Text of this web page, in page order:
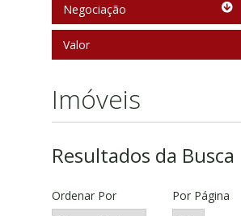
Negociação
Valor
Imóveis
Resultados da Busca
Ordenar Por Por Página